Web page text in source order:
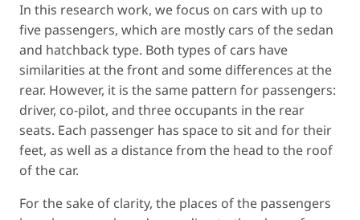
In this research work, we focus on cars with up to
five passengers, which are mostly cars of the sedan
and hatchback type. Both types of cars have
similarities at the front and some differences at the
rear. However, it is the same pattern for passengers:
driver, co-pilot, and three occupants in the rear
seats. Each passenger has space to sit and for their
feet, as well as a distance from the head to the roof
of the car.
For the sake of clarity, the places of the passengers